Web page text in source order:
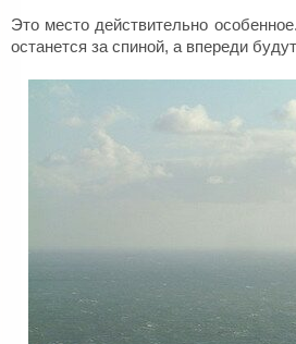
Это место действительно
останется за спиной, а впереди